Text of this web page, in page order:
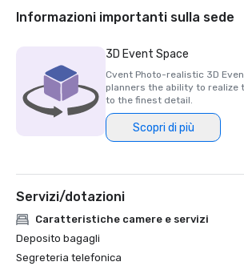
Informazioni importanti sulla sede
3D Event Space
Cvent Photo-realistic 3D
planners the ability to realize
to the finest detail.
Scopri di più
Servizi/dotazioni
Caratteristiche camere e servizi
Deposito bagagli
Segreteria telefonica